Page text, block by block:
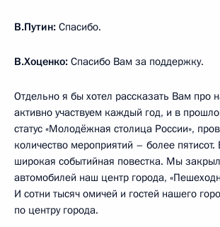
В.Путин: Спасибо.
В.Хоценко: Спасибо Вам за поддержку.
Отдельно я бы хотел рассказать Вам про
активно участвуем каждый год, и в
статус «Молодёжная столица России»,
количество мероприятий – более
широкая событийная повестка. Мы
автомобилей наш центр города,
И сотни тысяч омичей и гостей нашего
по центру города.